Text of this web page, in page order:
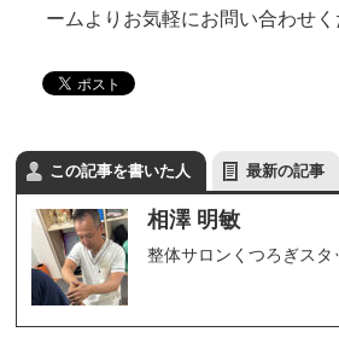
ームよりお気軽にお問い合わせく
この記事を書いた人 最新の記事
相澤 明敏
整体サロンくつろぎスタ